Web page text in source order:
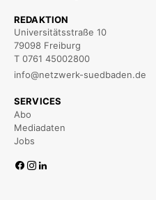
REDAKTION
Universitätsstraße 10
79098 Freiburg
T 0761 45002800
info@netzwerk-suedbaden.de
SERVICES
Abo
Mediadaten
Jobs